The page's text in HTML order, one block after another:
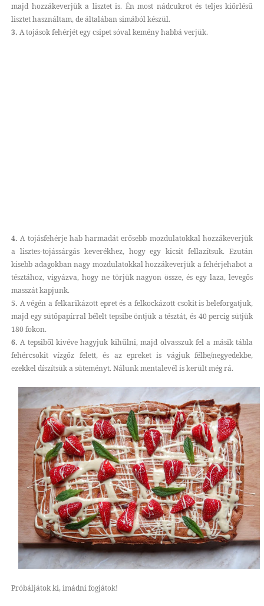
majd hozzákeverjük a lisztet is. Én most nádcukrot és teljes kiőrlésű
lisztet használtam, de általában simából készül.
3. A tojások fehérjét egy csipet sóval kemény habbá verjük.
4.A tojásfehérje hab harmadát erősebb mozdulatokkal hozzákeverjük
a lisztes-tojássárgás keverékhez, hogy egy kicsit fellazítsuk. Ezután
kisebb adagokban nagy mozdulatokkal hozzákeverjük a fehérjehabot a
tésztához, vigyázva, hogy ne törjük nagyon össze, és egy laza, levegős
masszát kapjunk.
5. A végén a felkarikázott epret és a felkockázott csokit is beleforgatjuk,
majd egy sütőpapírral bélelt tepsibe öntjük a tésztát, és 40 percig sütjük
180 fokon.
6. A tepsiből kivéve hagyjuk kihűlni, majd olvasszuk fel a másik tábla
fehércsokit vízgőz felett, és az epreket is vágjuk félbe/negyedekbe,
ezekkel díszítsük a süteményt. Nálunk mentalevél is került még rá.
Próbáljátok ki, imádni fogjátok!